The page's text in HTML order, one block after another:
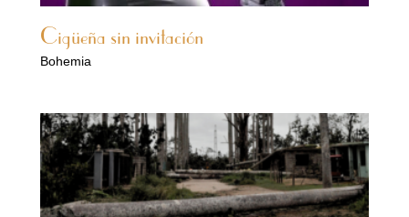
Cigüeña sin invitación
Bohemia